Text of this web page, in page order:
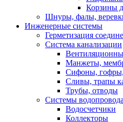
Корзины
Шнуры, фалы,
Инженерные системы
Герметизация
Система канализации
Манжеты,
Сифоны,
Сливы, трапы
Трубы, отводы
Системы
Водосчетчики
Коллекторы